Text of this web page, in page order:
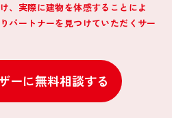
、 実際に建物を体感することによ
パートナーを見つけていただくサー
ーに無料相談する